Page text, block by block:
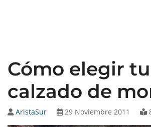
Cómo elegir tu
calzado de
AristaSur 29 Noviembre 2011